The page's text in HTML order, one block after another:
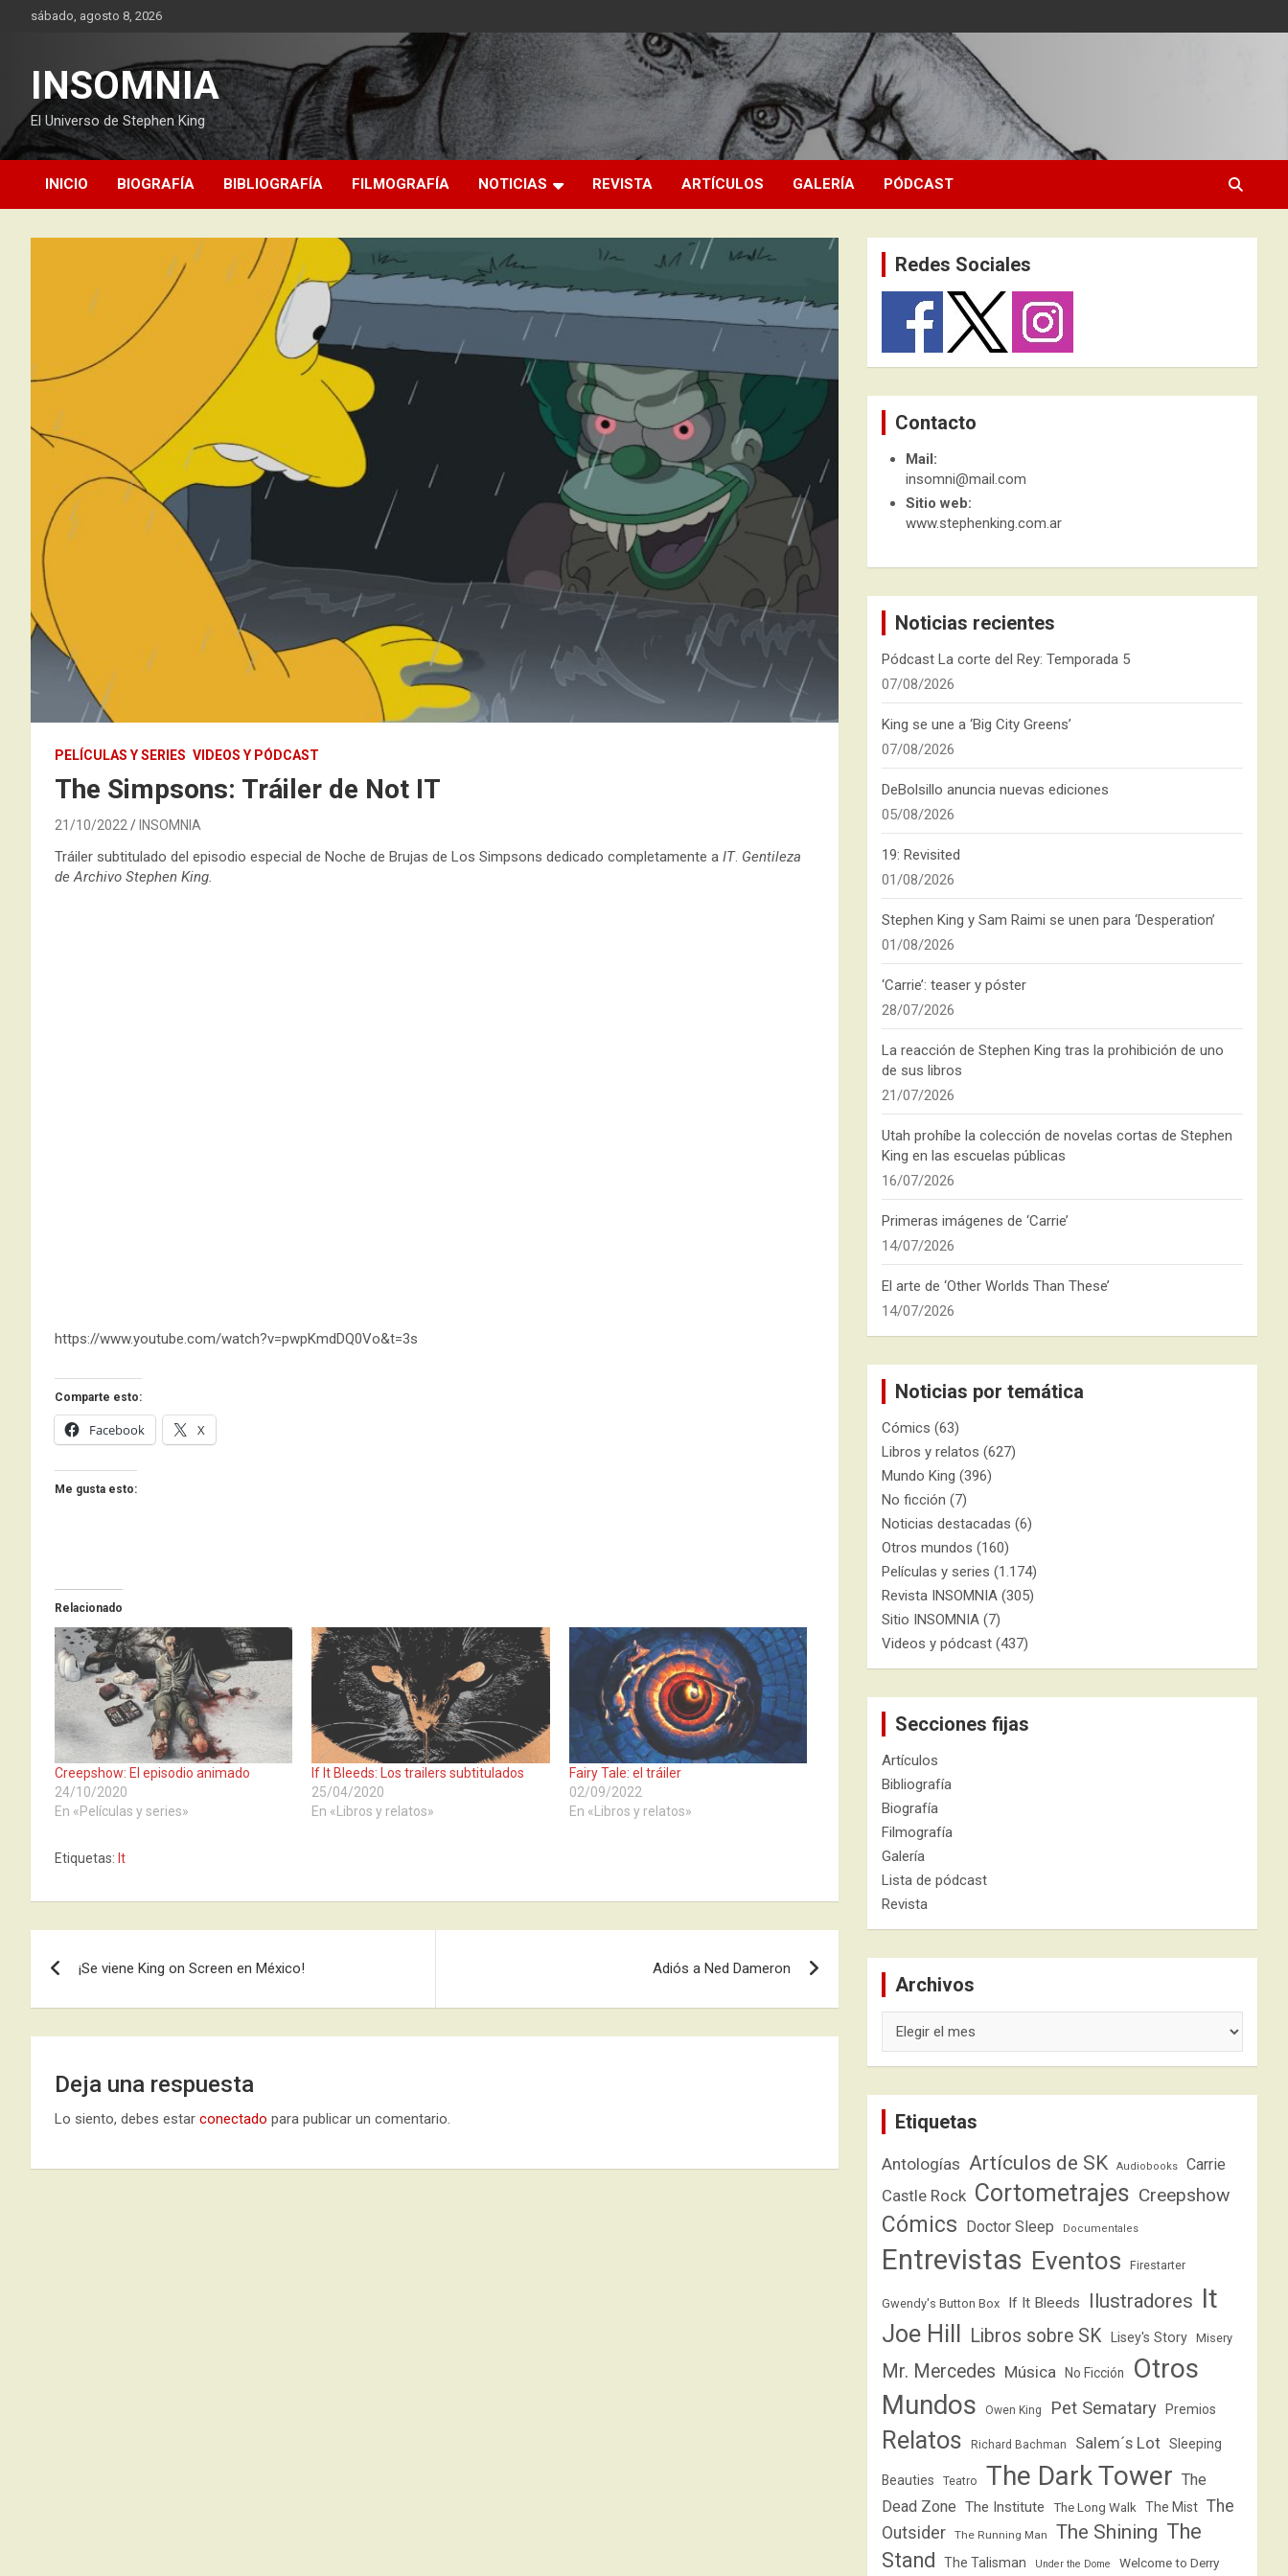
sábado, agosto 8, 2026
INSOMNIA
El Universo de Stephen King
INICIO BIOGRAFÍA BIBLIOGRAFÍA FILMOGRAFÍA NOTICIAS REVISTA ARTÍCULOS GALERÍA PÓDCAST
PELÍCULAS Y SERIES VIDEOS Y PÓDCAST
The Simpsons: Tráiler de Not IT
21/10/2022 INSOMNIA
Tráiler subtitulado del episodio especial de Noche de Brujas de Los Simpsons dedicado completamente a IT. Gentileza
de Archivo Stephen King.
https://www.youtube.com/watch?v=pwpKmdDQ0Vo&t=3s
Comparte esto:
Facebook X
Me gusta esto:
Relacionado
Creepshow: El episodio animado
24/10/2020
En «Películas y series»
If It Bleeds: Los trailers subtitulados
25/04/2020
En «Libros y relatos»
Fairy Tale: el tráiler
02/09/2022
En «Libros y relatos»
Etiquetas: It
de
entradas
¡Se viene King on Screen en México! Adiós a Ned Dameron
Deja una respuesta
Lo siento, debes estar conectado para publicar un comentario.
Redes Sociales
Contacto
Mail:
insomni@mail.com
Sitio web:
www.stephenking.com.ar
Noticias recientes
Pódcast La corte del Rey: Temporada 5
07/08/2026
King se une a ‘Big City Greens’
07/08/2026
DeBolsillo anuncia nuevas ediciones
05/08/2026
19: Revisited
01/08/2026
Stephen King y Sam Raimi se unen para ‘Desperation’
01/08/2026
‘Carrie’: teaser y póster
28/07/2026
La reacción de Stephen King tras la prohibición de uno
de sus libros
21/07/2026
Utah prohíbe la colección de novelas cortas de Stephen
King en las escuelas públicas
16/07/2026
Primeras imágenes de ‘Carrie’
14/07/2026
El arte de ‘Other Worlds Than These’
14/07/2026
Noticias por temática
Cómics (63)
Libros y relatos (627)
Mundo King (396)
No ficción (7)
Noticias destacadas (6)
Otros mundos (160)
Películas y series (1.174)
Revista INSOMNIA (305)
Sitio INSOMNIA (7)
Videos y pódcast (437)
Secciones fijas
Artículos
Bibliografía
Biografía
Filmografía
Galería
Lista de pódcast
Revista
Archivos
Etiquetas
Antologías Artículos de SK Audiobooks Carrie
Castle Rock Cortometrajes Creepshow
Cómics Doctor Sleep Documentales
Entrevistas Eventos Firestarter
Gwendy's Button Box If It Bleeds Ilustradores It
Joe Hill Libros sobre SK Lisey's Story Misery
Mr. Mercedes Música No Ficción
Otros
Mundos
Owen King Pet Sematary Premios
Relatos Richard Bachman Salem´s Lot Sleeping
Beauties Teatro The Dark Tower The
Dead Zone The Institute The Long Walk The Mist The
Outsider
The Running Man The Shining The
Stand
The Talisman Under the Dome Welcome to Derry